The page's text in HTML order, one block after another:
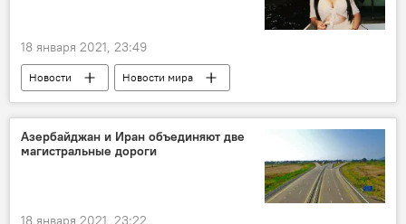
18 января 2021, 23:49
Новости
Новости мира
Азербайджан
ЖИЗНЬ
Наз Мила
Фотосессия
модель
откровенная фотосессия
Азербайджан и Иран объединяют две
магистральные дороги
18 января 2021, 23:22